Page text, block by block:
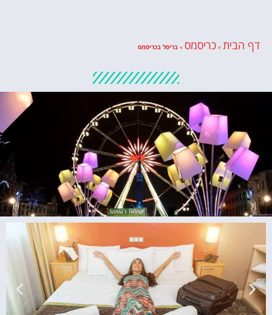
דף הבית » כריסמס » בריסל בכריסמס